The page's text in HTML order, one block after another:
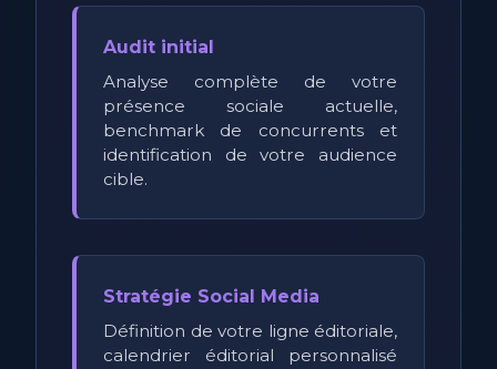
Audit initial
Analyse complète de votre
présence sociale actuelle,
benchmark de concurrents et
identification de votre audience
cible.
Stratégie Social Media
Définition de votre ligne éditoriale,
calendrier éditorial personnalisé